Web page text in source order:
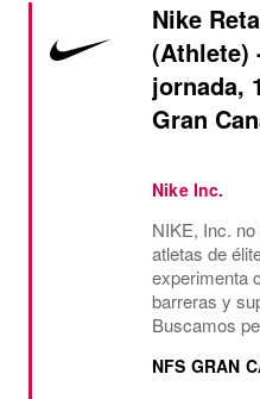
Nike
(Athlete)
jornada,
Gran
Nike Inc.
NIKE, Inc.
atletas de
experimenta
barreras y
Buscamos
empresa
NFS GRAN